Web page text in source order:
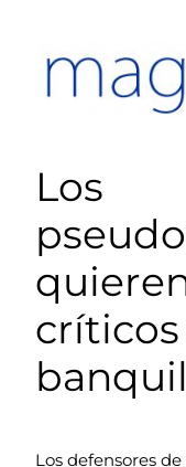
contenido
Los
críticos
Los defensores